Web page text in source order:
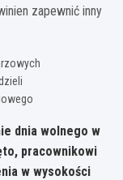
zapewnić inny
dnia wolnego w
pracownikowi
w wysokości